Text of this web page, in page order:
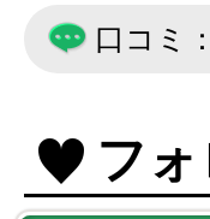
口コミ：
フ